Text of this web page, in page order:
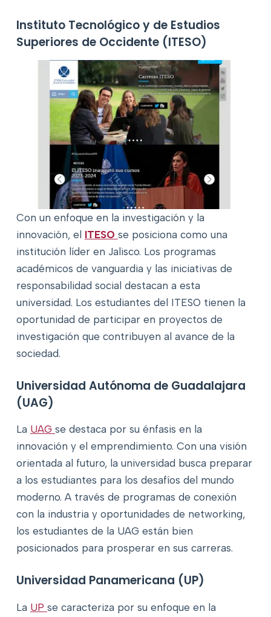
Instituto Tecnológico y de Estudios
Superiores de Occidente (ITESO)
Con un enfoque en la investigación y la
innovación, el ITESO se posiciona como una
institución líder en Jalisco. Los programas
académicos de vanguardia y las iniciativas de
responsabilidad social destacan a esta
universidad. Los estudiantes del ITESO tienen la
oportunidad de participar en proyectos de
investigación que contribuyen al avance de la
sociedad.
Universidad Autónoma de Guadalajara
(UAG)
La UAG se destaca por su énfasis en la
innovación y el emprendimiento. Con una visión
orientada al futuro, la universidad busca preparar
a los estudiantes para los desafíos del mundo
moderno. A través de programas de conexión
con la industria y oportunidades de networking,
los estudiantes de la UAG están bien
posicionados para prosperar en sus carreras.
Universidad Panamericana (UP)
La UP se caracteriza por su enfoque en la